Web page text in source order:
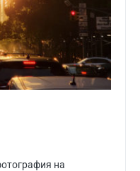
на